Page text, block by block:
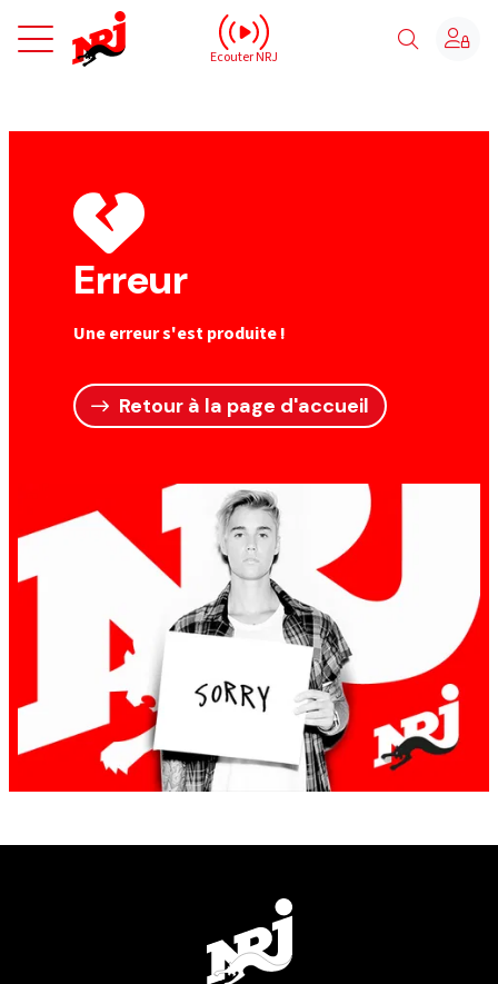
NRJ - Accueil
Ecouter NRJ
Erreur
Une erreur s'est produite !
Retour à la page d'accueil